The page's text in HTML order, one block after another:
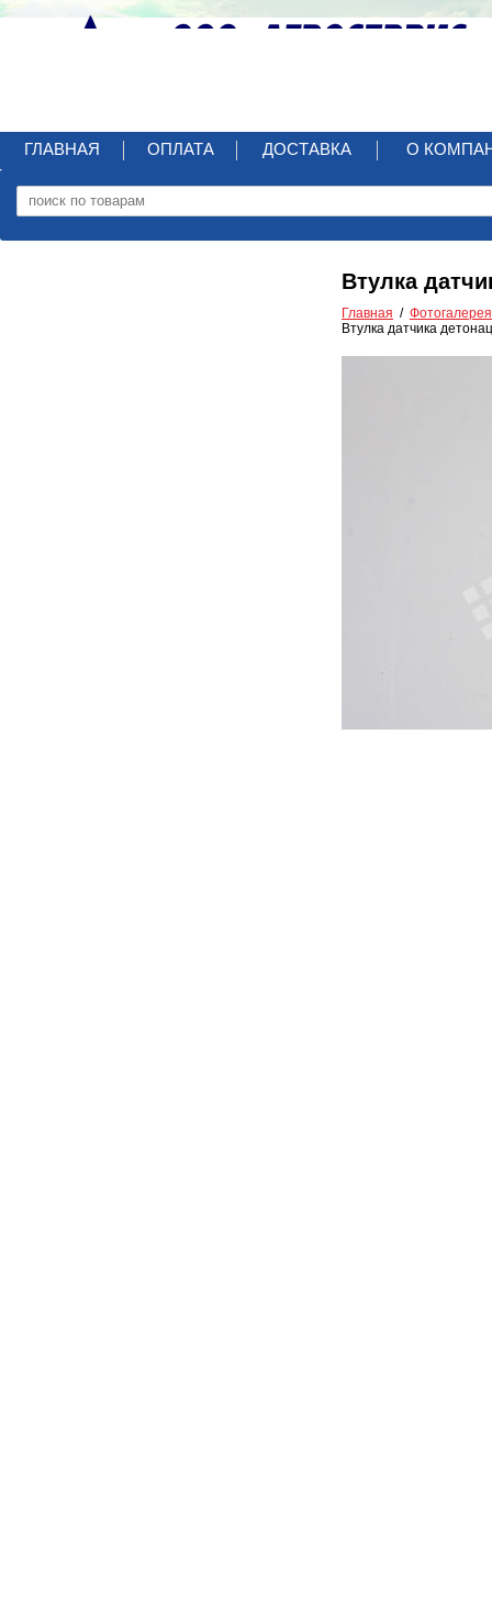
ГЛАВНАЯ ОПЛАТА ДОСТАВКА О
Втулка
Главная
Фотогалерея
Втулка датчика